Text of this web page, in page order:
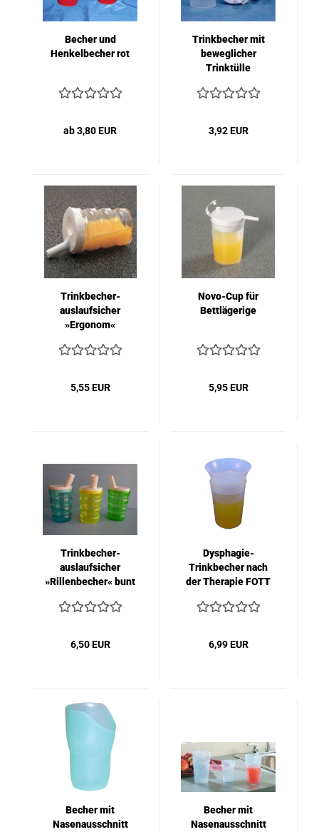
Becher und
Henkelbecher rot
ab 3,80 EUR
Trinkbecher mit
beweglicher
Trinktülle
3,92 EUR
Trinkbecher-
auslaufsicher
»Ergonom«
5,55 EUR
Novo-Cup für
Bettlägerige
5,95 EUR
Trinkbecher-
auslaufsicher
»Rillenbecher« bunt
6,50 EUR
Dysphagie-
Trinkbecher nach
der Therapie FOTT
6,99 EUR
Becher mit
Nasenausschnitt
Becher mit
Nasenausschnitt